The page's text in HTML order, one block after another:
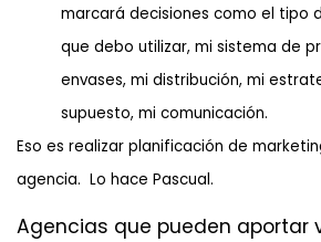
marcará decisiones como el tipo
que debo utilizar, mi sistema de
envases, mi distribución, mi
supuesto, mi comunicación.
Eso es realizar planificación de
agencia. Lo hace Pascual.
Agencias que pueden aportar